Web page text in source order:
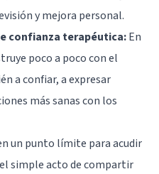
y mejora personal.
confianza terapéutica:En
poco a poco con el
a confiar, a expresar
más sanas con los
un punto límite para acudir
simple acto de compartir